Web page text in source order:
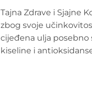
Tajna Zdrave i Sjajne
zbog svoje
cijeđena ulja posebno
kiseline i